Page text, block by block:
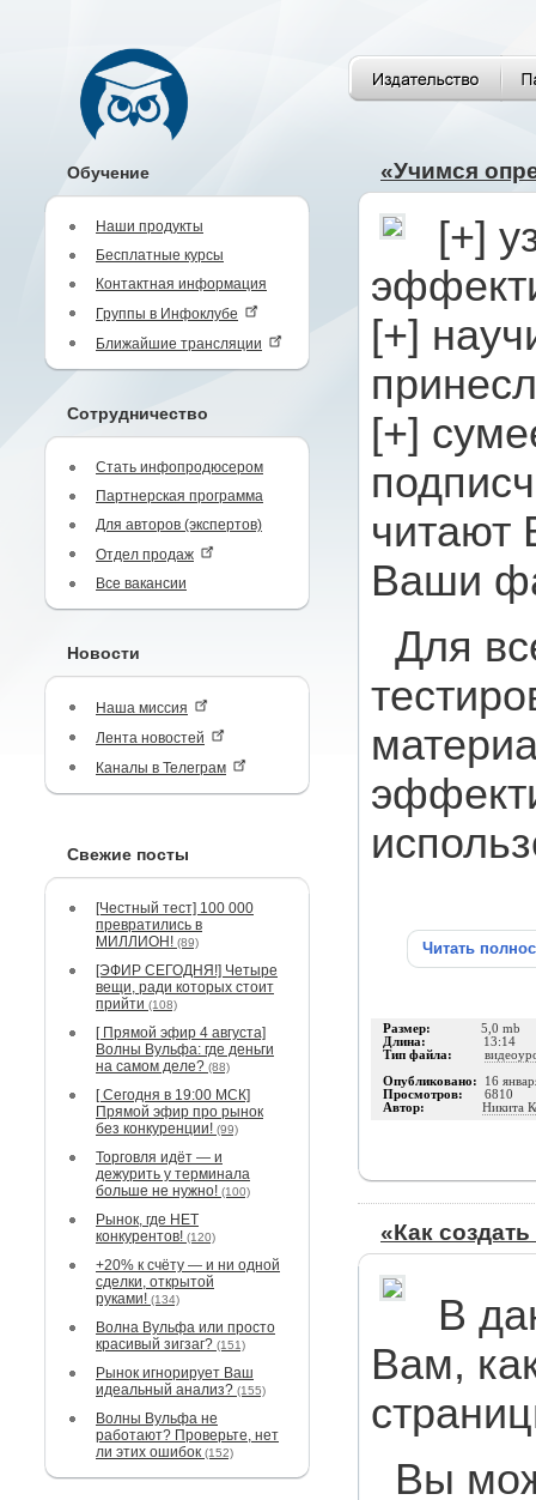
Обучение
Наши продукты
Бесплатные курсы
Контактная информация
Группы в Инфоклубе
Ближайшие трансляции
Сотрудничество
Стать инфопродюсером
Партнерская программа
Для авторов (экспертов)
Отдел продаж
Все вакансии
Новости
Наша миссия
Лента новостей
Каналы в Телеграм
Свежие посты
[Честный тест] 100 000
превратились в
МИЛЛИОН! (89)
[ЭФИР СЕГОДНЯ!] Четыре
вещи, ради которых стоит
прийти (108)
[ Прямой эфир 4 августа]
Волны Вульфа: где деньги
на самом деле? (88)
[ Сегодня в 19:00 МСК]
Прямой эфир про рынок
без конкуренции! (99)
Торговля идёт — и
дежурить у терминала
больше не нужно! (100)
Рынок, где НЕТ
конкурентов! (120)
+20% к счёту — и ни одной
сделки, открытой
руками! (134)
Волна Вульфа или просто
красивый зигзаг? (151)
Рынок игнорирует Ваш
идеальный анализ? (155)
Волны Вульфа не
работают? Проверьте, нет
ли этих ошибок (152)
«Учимся
[+]
[+]
[+]
читают
Ваши
Для
Читать
Размер: 5,0 mb
Длина: 13:14
Тип файла:
Опубликовано: 16
Просмотров: 6810
Автор: Никита
«Как
В
Вам,
Вы